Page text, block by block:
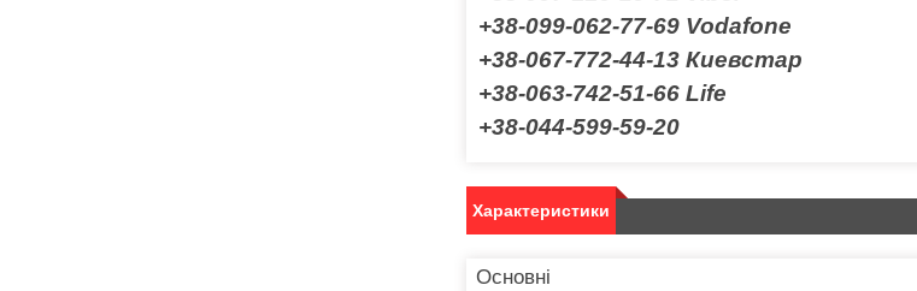
+38-099-062-77-69 Vodafone
+38-067-772-44-13 Киевстар
+38-063-742-51-66 Life
+38-044-599-59-20
Характеристики
Основні